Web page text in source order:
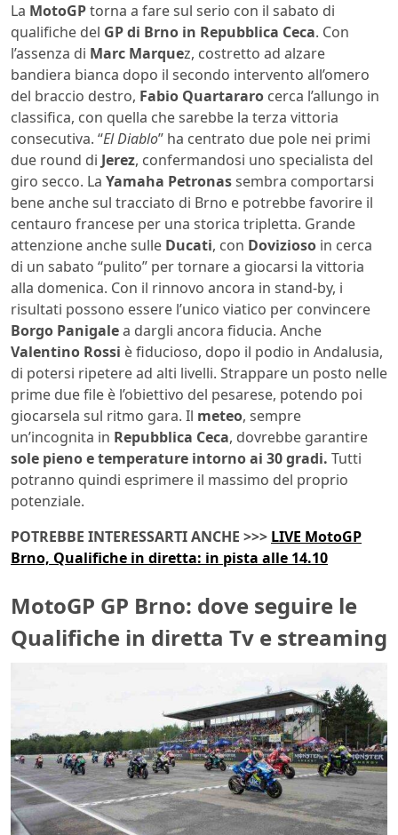
La MotoGPtorna a fare sul serio con il sabato di
qualifiche del GP di Brno in Repubblica Ceca. Con
l’assenza di Marc Marquez, costretto ad alzare
bandiera bianca dopo il secondo intervento all’omero
del braccio destro, Fabio Quartararo cerca l’allungo in
classifica, con quella che sarebbe la terza vittoria
consecutiva. “El Diablo” ha centrato due pole nei primi
due round di Jerez, confermandosi uno specialista del
giro secco. La Yamaha Petronassembra comportarsi
bene anche sul tracciato di Brno e potrebbe favorire il
centauro francese per una storica tripletta. Grande
attenzione anche sulle Ducati, con Dovizioso in cerca
di un sabato “pulito” per tornare a giocarsi la vittoria
alla domenica. Con il rinnovo ancora in stand-by, i
risultati possono essere l’unico viatico per convincere
Borgo Panigalea dargli ancora fiducia. Anche
Valentino Rossi è fiducioso, dopo il podio in Andalusia,
di potersi ripetere ad alti livelli. Strappare un posto nelle
prime due file è l’obiettivo del pesarese, potendo poi
giocarsela sul ritmo gara. Il meteo, sempre
un’incognita in Repubblica Ceca, dovrebbe garantire
sole pieno e temperature intorno ai 30 gradi. Tutti
potranno quindi esprimere il massimo del proprio
potenziale.
POTREBBE INTERESSARTI ANCHE >>> LIVE MotoGP
Brno, Qualifiche in diretta: in pista alle 14.10
MotoGP GP Brno: dove seguire le
Qualifiche in diretta Tv e streaming